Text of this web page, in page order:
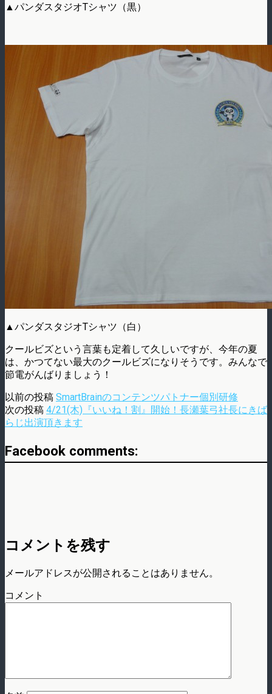
▲パンダスタジオTシャツ（黒）
▲パンダスタジオTシャツ（白）
クールビズという言葉も定着して久しいですが、今年の夏
は、かつてない最大のクールビズになりそうです。みんなで
節電がんばりましょう！
以前の投稿 SmartBrainのコンテンツパトナー個別研修
次の投稿 4/21(木)『いいね！割』開始！長瀬葉弓社長にきば
らじ出演頂きます
Facebook comments:
コメントを残す
メールアドレスが公開されることはありません。
コメント